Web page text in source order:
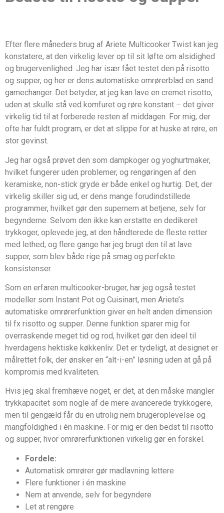
Efter flere måneders brug af Ariete Multicooker Twist kan jeg
konstatere, at den virkelig lever op til sit løfte om alsidighed
og brugervenlighed. Jeg har især fået testet den på risotto
og supper, og her er dens automatiske omrørerblad en sand
gamechanger. Det betyder, at jeg kan lave en cremet risotto,
uden at skulle stå ved komfuret og røre konstant – det giver
virkelig tid til at forberede resten af middagen. For mig, der
ofte har fuldt program, er det at slippe for at huske at røre, en
stor gevinst.
Jeg har også prøvet den som dampkoger og yoghurtmaker,
hvilket fungerer uden problemer, og rengøringen af den
keramiske, non-stick gryde er både enkel og hurtig. Det, der
virkelig skiller sig ud, er dens mange forudindstillede
programmer, hvilket gør den supernem at betjene, selv for
begynderne. Selvom den ikke kan erstatte en dedikeret
trykkoger, oplevede jeg, at den håndterede de fleste retter
med lethed, og flere gange har jeg brugt den til at lave
supper, som blev både rige på smag og perfekte
konsistenser.
Som en erfaren multicooker-bruger, har jeg også testet
modeller som Instant Pot og Cuisinart, men Ariete’s
automatiske omrørerfunktion giver en helt anden dimension
til fx risotto og supper. Denne funktion sparer mig for
overraskende meget tid og rod, hvilket gør den ideel til
hverdagens hektiske køkkenliv. Det er tydeligt, at designet er
målrettet folk, der ønsker en “alt-i-en” løsning uden at gå på
kompromis med kvaliteten.
Hvis jeg skal fremhæve noget, er det, at den måske mangler
trykkapacitet som nogle af de mere avancerede trykkogere,
men til gengæld får du en utrolig nem brugeroplevelse og
mangfoldighed i én maskine. For mig er den bedst til risotto
og supper, hvor omrørerfunktionen virkelig gør en forskel.
Fordele:
Automatisk omrører gør madlavning lettere
Flere funktioner i én maskine
Nem at anvende, selv for begyndere
Let at rengøre